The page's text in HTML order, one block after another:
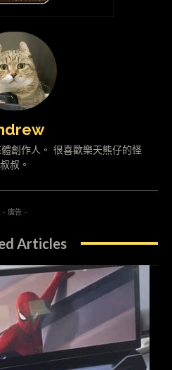
創作人。 很喜歡樂天熊仔的怪
叔叔。
- 廣告 -
Articles